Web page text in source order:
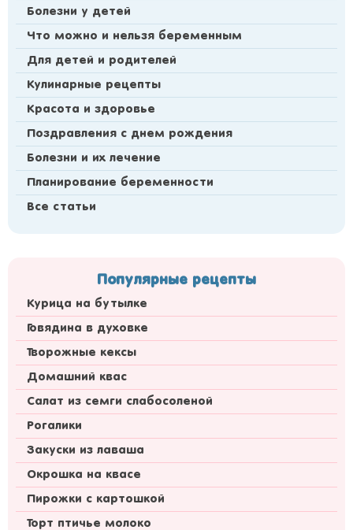
Болезни у детей
Что можно и нельзя беременным
Для детей и родителей
Кулинарные рецепты
Красота и здоровье
Поздравления с днем рождения
Болезни и их лечение
Планирование беременности
Все статьи
Популярные рецепты
Курица на бутылке
Говядина в духовке
Творожные кексы
Домашний квас
Салат из семги слабосоленой
Рогалики
Закуски из лаваша
Окрошка на квасе
Пирожки с картошкой
Торт птичье молоко